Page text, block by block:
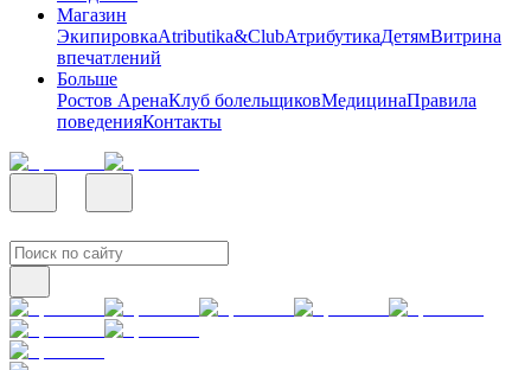
Магазин
ЭкипировкаAtributika&ClubАтрибутикаДетямВитрина
впечатлений
Больше
Ростов АренаКлуб болельщиковМедицинаПравила
поведенияКонтакты